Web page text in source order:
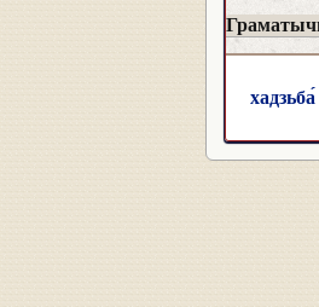
хадзьба́